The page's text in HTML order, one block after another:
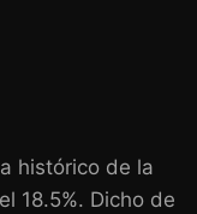
histórico de la
18.5%. Dicho de